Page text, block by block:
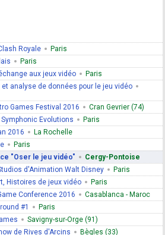
Royale Paris
Paris
aux jeux vidéo Paris
et analyse de données pour le jeu vidéo
Games Festival 2016 Cran Gevrier (74)
Symphonic Evolutions Paris
2016 La Rochelle
Paris
"Oser le jeu vidéo" Cergy-Pontoise
d'Animation Walt Disney Paris
Histoires de jeux vidéo Paris
Conference 2016 Casablanca - Maroc
#1 Paris
Savigny-sur-Orge (91)
de Rives d'Arcins Bègles (33)